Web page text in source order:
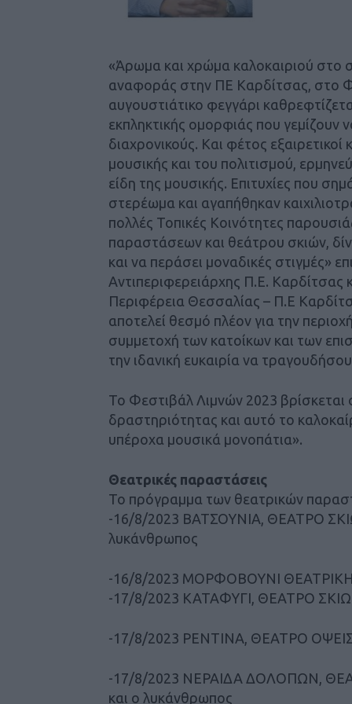
«Άρωμα και χρώμα καλοκαιριού στο
αναφοράς στην ΠΕ Καρδίτσας, στο
αυγουστιάτικο φεγγάρι
εκπληκτικής ομορφιάς που γεμίζουν
διαχρονικούς. Και φέτος
μουσικής και του πολιτισμού,
είδη της μουσικής. Επιτυχίες που
στερέωμα και αγαπήθηκαν
πολλές Τοπικές Κοινότητες
παραστάσεων και θεάτρου σκιών,
και να περάσει μοναδικές στιγμές»
Αντιπεριφερειάρχης Π.Ε.
Περιφέρεια Θεσσαλίας – Π.Ε
αποτελεί θεσμό πλέον για την
συμμετοχή των κατοίκων και των
την ιδανική ευκαιρία να
Το Φεστιβάλ Λιμνών 2023 βρίσκεται
δραστηριότητας και αυτό το
υπέροχα μουσικά μονοπάτια».
Θεατρικές παραστάσεις
Το πρόγραμμα των θεατρικών
-16/8/2023 ΒΑΤΣΟΥΝΙΑ, ΘΕΑΤΡΟ
λυκάνθρωπος
-16/8/2023 ΜΟΡΦΟΒΟΥΝΙ
-17/8/2023 ΚΑΤΑΦΥΓΙ, ΘΕΑΤΡΟ
-17/8/2023 ΡΕΝΤΙΝΑ, ΘΕΑΤΡΟ ΟΨΕΙΣ,
-17/8/2023 ΝΕΡΑΙΔΑ ΔΟΛΟΠΩΝ,
και ο λυκάνθρωπος